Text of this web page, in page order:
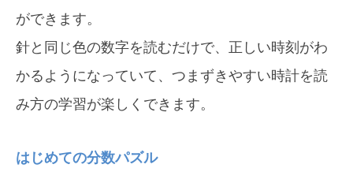
ができます。
針と同じ色の数字を読むだけで、正しい時刻がわ
かるようになっていて、つまずきやすい時計を読
み方の学習が楽しくできます。
はじめての分数パズル